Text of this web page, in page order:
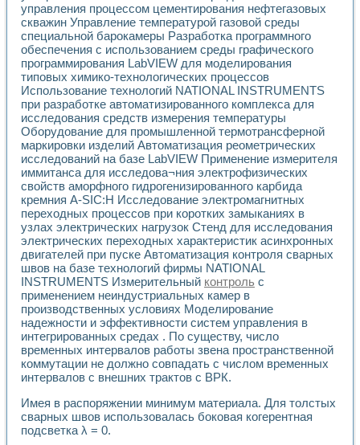
Применение LabVIEW для исследования течения в
Создание виртуальной работы «Изучение магнитных
Обратный маятник
Устройство для изучения основ интерфейсов обмена по
Лабораторный практикум: изучение адиабатического
Стенд для исследования электрических переходных
Система статистической обработки результатов
Автоматизация лазерно-плазменных измерений с
Модельно-измерительный комплекс. Назначение. Состав.
Использование технологий NATIONAL INSTRUMENTS
Учебный практикум "Спектральный и корреляционный
Учебный стенд для исследования принципа действия
Оборудование и программное обеспечение учебных
Виртуальный лабораторный практикум для изучения
Управление роботом ТУР-10 средствами LabVIEW
Аппаратно-программный комплекс для исследования
Автоматизированный дистанционный лабораторный
Исследование возможности реставрации одномерных
Использование технологий NATIONAL INSTRUMENTS в
Разработка модификаций алгоритма полигармонической
Учебный стенд для исследования принципа действия
Виртуальная система поддержки принимаемых решений в
Преемственность дисциплин «Моделирование систем» и
Универсальный стенд для исследования электрических
Лабораторные практикумы по информационно-
Лабораторный практикум по основам теории Коммутации
Разработка виртуальной лабораторной работы
Виртуальные практикумы по электротехнике в среде
управления процессом цементирования нефтегазовых
скважин Управление температурой газовой среды
специальной барокамеры Разработка программного
обеспечения с использованием среды графического
программирования LabVIEW для моделирования
типовых химико-технологических процессов
Использование технологий NATIONAL INSTRUMENTS
при разработке автоматизированного комплекса для
исследования средств измерения температуры
Оборудование для промышленной термотрансферной
маркировки изделий Автоматизация реометрических
исследований на базе LabVIEW Применение измерителя
иммитанса для исследова¬ния электрофизических
свойств аморфного гидрогенизированного карбида
кремния A-SIC:H Исследование электромагнитных
переходных процессов при коротких замыканиях в
узлах электрических нагрузок Стенд для исследования
электрических переходных характеристик асинхронных
двигателей при пуске Автоматизация контроля сварных
швов на базе технологий фирмы NATIONAL
INSTRUMENTS Измерительный контроль с
применением неиндустриальных камер в
производственных условиях Моделирование
надежности и эффективности систем управления в
интегрированных средах . По существу, число
временных интервалов работы звена пространственной
коммутации не должно совпадать с числом временных
интервалов с внешних трактов с ВРК.
Имея в распоряжении минимум материала. Для толстых
сварных швов использовалась боковая когерентная
подсветка λ = 0.